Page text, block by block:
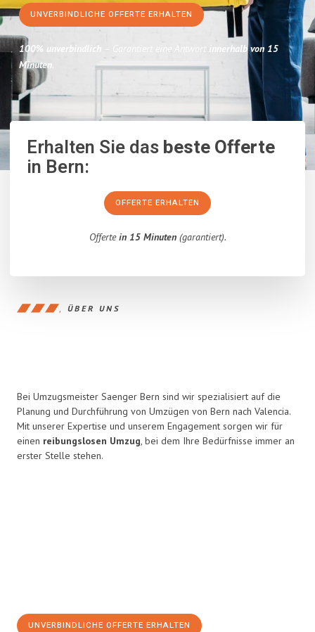
UNVERBINDLICHE OFFERTE ERHALTEN
100% unverbindlich – Garantiert eine Antwort innerhalb von 15
Minuten.
Erhalten Sie dasbeste Offerte
in Bern:
OFFERTE ERHALTEN
Offertein 15 Minuten(garantiert).
ÜBER UNS
Bei Umzugsmeister Saenger Bern sind wir spezialisiert auf die
Planung und Durchführung von Umzügen von Bern nach Valencia.
Mit unserer Expertise und unserem Engagement sorgen wir für
einen reibungslosen Umzug, bei dem Ihre Bedürfnisse immer an
erster Stelle stehen.
UNVERBINDLICHE OFFERTE ERHALTEN